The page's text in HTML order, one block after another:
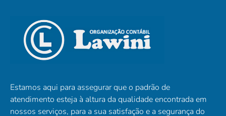
Estamos aqui para assegurar que o padrão de
atendimento esteja à altura da qualidade encontrada em
nossos serviços, para a sua satisfação e a segurança do